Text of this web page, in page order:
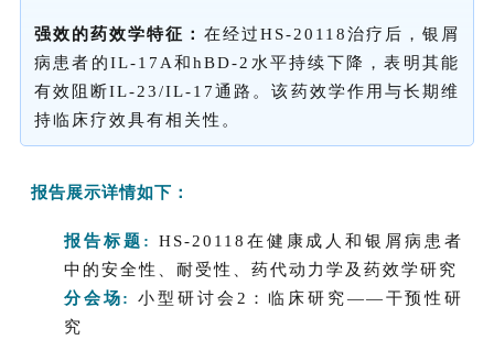
强效的药效学特征： 在经过HS-20118治疗后，银屑
病患者的IL-17A和hBD-2水平持续下降，表明其能
有效阻断IL-23/IL-17通路。该药效学作用与长期维
持临床疗效具有相关性。
报告展示详情如下：
报告标题: HS-20118在健康成人和银屑病患者
中的安全性、耐受性、药代动力学及药效学研究
分会场:
小型研讨会2：临床研究——干预性研
究